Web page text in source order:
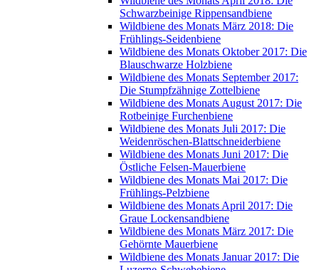
Schwarzbeinige Rippensandbiene
Wildbiene des Monats März 2018: Die
Frühlings-Seidenbiene
Wildbiene des Monats Oktober 2017: Die
Blauschwarze Holzbiene
Wildbiene des Monats September 2017:
Die Stumpfzähnige Zottelbiene
Wildbiene des Monats August 2017: Die
Rotbeinige Furchenbiene
Wildbiene des Monats Juli 2017: Die
Weidenröschen-Blattschneiderbiene
Wildbiene des Monats Juni 2017: Die
Östliche Felsen-Mauerbiene
Wildbiene des Monats Mai 2017: Die
Frühlings-Pelzbiene
Wildbiene des Monats April 2017: Die
Graue Lockensandbiene
Wildbiene des Monats März 2017: Die
Gehörnte Mauerbiene
Wildbiene des Monats Januar 2017: Die